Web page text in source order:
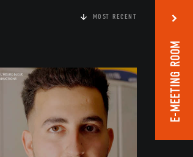
MOST RECENT
E-MEETING ROOM